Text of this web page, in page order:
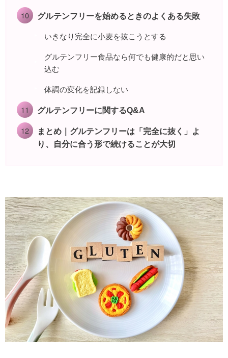
グルテンフリーを始めるときのよくある失敗
いきなり完全に小麦を抜こうとする
グルテンフリー食品なら何でも健康的だと思い
込む
体調の変化を記録しない
グルテンフリーに関するQ&A
まとめ｜グルテンフリーは「完全に抜く」よ
り、自分に合う形で続けることが大切